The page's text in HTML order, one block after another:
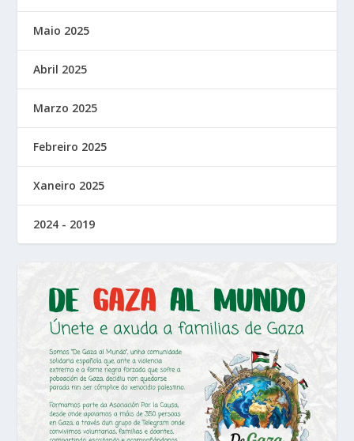
Maio 2025
Abril 2025
Marzo 2025
Febreiro 2025
Xaneiro 2025
2024 - 2019